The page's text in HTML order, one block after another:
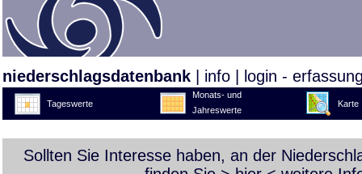
niederschlagsdatenbank info login -
Tageswerte
Monats- und
Jahreswerte
Karte
Sollten Sie Interesse haben, an der